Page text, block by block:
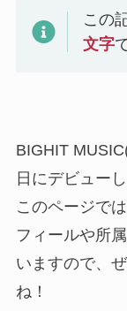
この
文字
BIGHIT
日にデビュー
このページで
フィールや所
いますので、
ね！